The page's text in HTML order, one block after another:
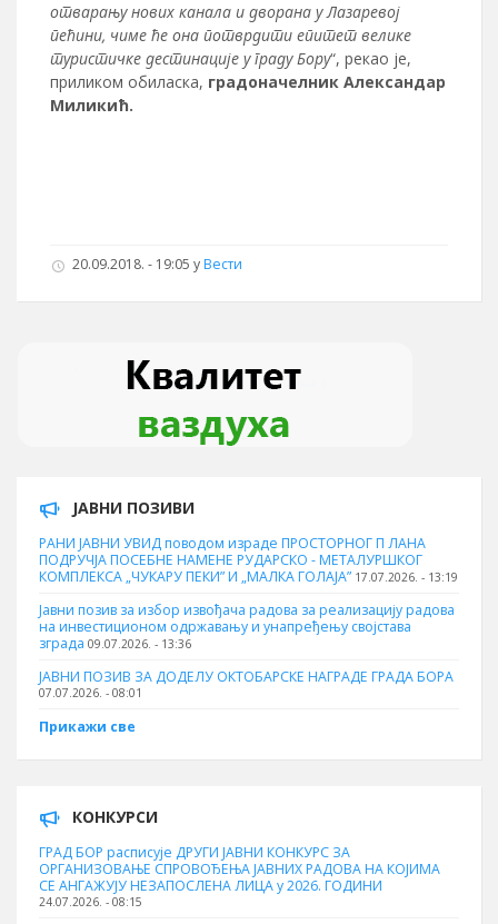
отварању нових канала и дворана у Лазаревој
пећини, чиме ће она потврдити епитет велике
туристичке дестинације у граду Бору“, рекао је,
приликом обиласка, градоначелник Александар
Миликић.
20.09.2018. - 19:05 уВести
ЈАВНИ ПОЗИВИ
РАНИ ЈАВНИ УВИД поводом израде ПРОСТОРНОГ П ЛАНА
ПОДРУЧЈА ПОСЕБНЕ НАМЕНЕ РУДАРСКО - МЕТАЛУРШКОГ
КОМПЛЕКСА „ЧУКАРУ ПЕКИ” И „МАЛКА ГОЛАЈА” 17.07.2026. - 13:19
Јавни позив за избор извођача радова за реализацију радова
на инвестиционом одржавању и унапређењу својстава
зграда 09.07.2026. - 13:36
ЈАВНИ ПОЗИВ ЗА ДОДЕЛУ ОКТOБАРСКЕ НАГРАДЕ ГРАДА БОРА
07.07.2026. - 08:01
Прикажи све
КОНКУРСИ
ГРАД БОР расписује ДРУГИ ЈАВНИ КОНКУРС ЗА
ОРГАНИЗОВАЊЕ СПРОВОЂЕЊА ЈАВНИХ РАДОВА НА КОЈИМА
СЕ АНГАЖУЈУ НЕЗАПОСЛЕНА ЛИЦА у 2026. ГОДИНИ
24.07.2026. - 08:15